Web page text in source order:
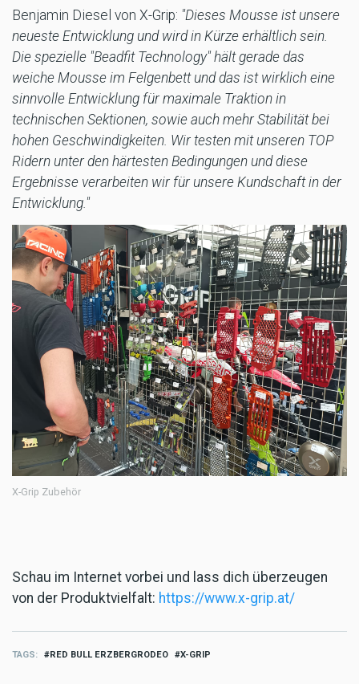
Benjamin Diesel von X-Grip: "Dieses Mousse ist unsere
neueste Entwicklung und wird in Kürze erhältlich sein.
Die spezielle "Beadfit Technology" hält gerade das
weiche Mousse im Felgenbett und das ist wirklich eine
sinnvolle Entwicklung für maximale Traktion in
technischen Sektionen, sowie auch mehr Stabilität bei
hohen Geschwindigkeiten. Wir testen mit unseren TOP
Ridern unter den härtesten Bedingungen und diese
Ergebnisse verarbeiten wir für unsere Kundschaft in der
Entwicklung."
X-Grip Zubehör
Schau im Internet vorbei und lass dich überzeugen
von der Produktvielfalt: https://www.x-grip.at/
TAGS RED BULL ERZBERGRODEO X-GRIP